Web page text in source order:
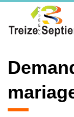
contenu
pied